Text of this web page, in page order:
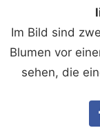
Im Bild sind
Blumen vor
sehen, die